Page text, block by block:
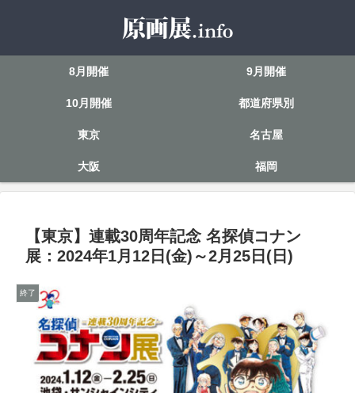
8月開催 9月開催
10月開催 都道府県別
東京 名古屋
大阪 福岡
【東京】連載30周年記念 名探偵コナン
展：2024年1月12日(金)～2月25日(日)
終了